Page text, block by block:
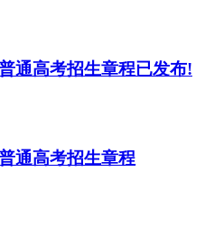
通高考招生章程已发布!
通高考招生章程